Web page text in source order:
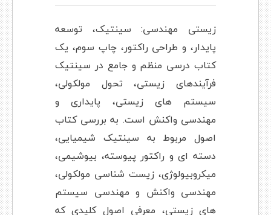
زیستی مهندسی: سینتیک، توسعه
پایدار، و طراحی راکتور، چاپ سوم، یک
کتاب درسی منظم و جامع در سینتیک
فرآیندهای زیستی، تحول مولکولی،
سیستم های زیستی، پایداری و
مهندسی واکنش است. به بررسی کتاب
اصول مربوط به سینتیک شیمیایی،
دسته ای و راکتور پیوسته، بیوشیمی،
میکروبیولوژی، زیست شناسی مولکولی،
مهندسی واکنش و مهندسی سیستم
های زیستی، معرفی اصول کلیدی که